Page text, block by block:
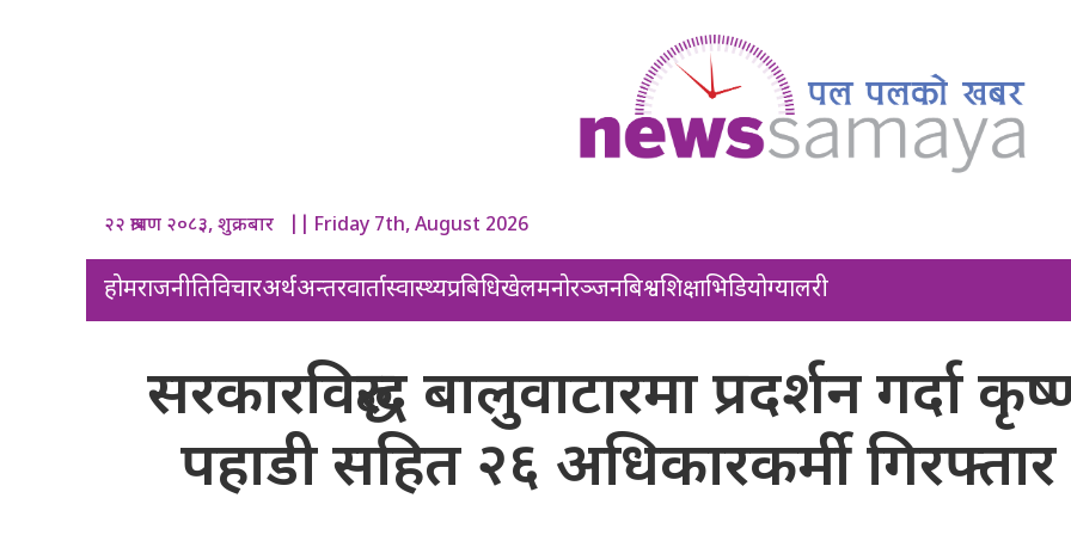
२२ श्रावण २०८३, शुक्रबार || Friday 7th, August 2026
होमराजनीतिविचारअर्थअन्तरवार्तास्वास्थ्यप्रबिधिखेलमनोरञ्जनबिश्वशिक्षाभिडियोग्यालरी
सरकारविरुद्ध बालुवाटारमा प्रदर्शन गर्दा
पहाडी सहित २६ अधिकारकर्मी गिरफ्तार